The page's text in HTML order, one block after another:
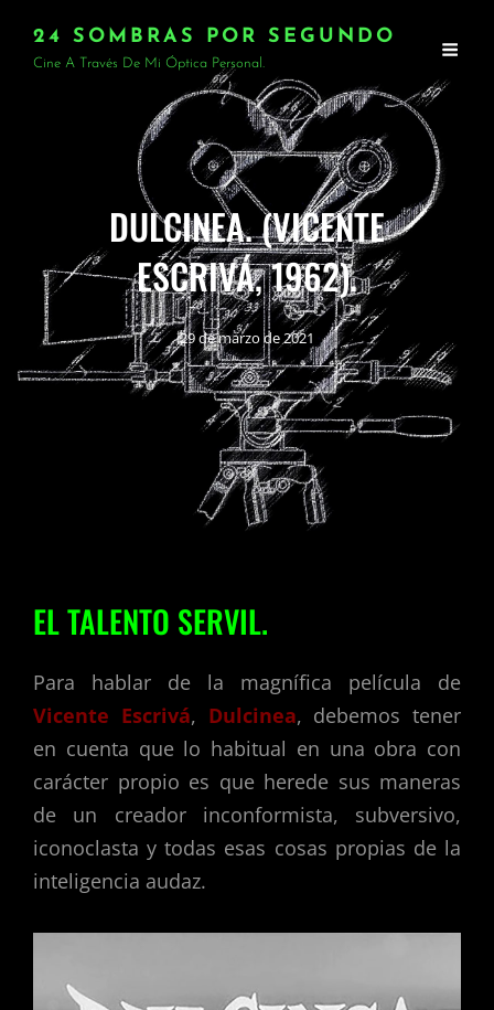
24 SOMBRAS POR SEGUNDO
Cine A Través De Mi Óptica Personal.
DULCINEA. (VICENTE
ESCRIVÁ, 1962).
29 de marzo de 2021
EL TALENTO SERVIL.
Para hablar de la magnífica película de
Vicente Escrivá, Dulcinea, debemos tener
en cuenta que lo habitual en una obra con
carácter propio es que herede sus maneras
de un creador inconformista, subversivo,
iconoclasta y todas esas cosas propias de la
inteligencia audaz.